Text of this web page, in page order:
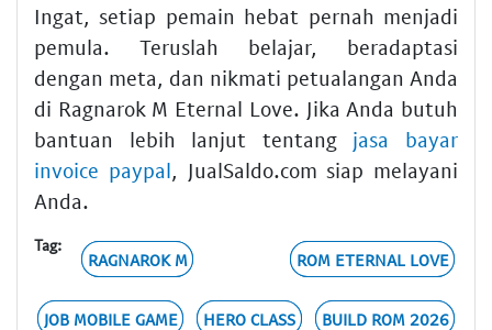
Ingat, setiap pemain hebat pernah menjadi
pemula. Teruslah belajar, beradaptasi
dengan meta, dan nikmati petualangan Anda
di Ragnarok M Eternal Love. Jika Anda butuh
bantuan lebih lanjut tentang jasa bayar
invoice paypal, JualSaldo.com siap melayani
Anda.
Tag:
RAGNAROK M ROM ETERNAL LOVE
JOB MOBILE GAME HERO CLASS BUILD ROM 2026